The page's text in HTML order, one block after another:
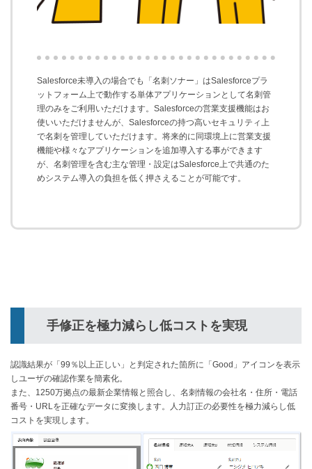
Salesforce未導入の場合でも「名刺ソナー」はSalesforceプラ
ットフォーム上で動作する単体アプリケーションとして名刺管
理のみをご利用いただけます。Salesforceの営業支援機能はお
使いいただけませんが、Salesforceの持つ高いセキュリティ上
で名刺を管理していただけます。将来的に同環境上に営業支援
機能や様々なアプリケーションを追加導入する事ができます
が、名刺管理を含む主な管理・設定はSalesforce上で共通のた
めシステム導入の負担を低く押さえることが可能です。
手修正を極力減らし低コストを実現
認識結果が「99％以上正しい」と判定された箇所に「Good」アイコンを表示
しユーザの確認作業を簡素化。
また、1250万拠点の最新企業情報と照合し、名刺情報の会社名・住所・電話
番号・URLを正確なデータに変換します。人力訂正の必要性を極力減らし低
コストを実現します。